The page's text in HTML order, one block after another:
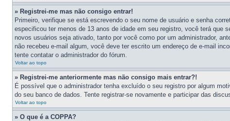
» Registrei-me mas não consigo entrar!
Primeiro, verifique se está escrevendo o seu nome de usuário e senha
especificou ter menos de 13 anos de idade em seu registro, você terá que
novos usuários seja ativado, tanto por você como por um administrador,
não recebeu e-mail algum, você deve ter escrito um endereço de e-mail
tente contatar o administrador do fórum.
Voltar ao topo
» Registrei-me anteriormente mas não consigo mais entrar?!
É possível que o administrador tenha excluído o seu registro por algum
do seu banco de dados. Tente registrar-se novamente e participar das
Voltar ao topo
» O que é a COPPA?